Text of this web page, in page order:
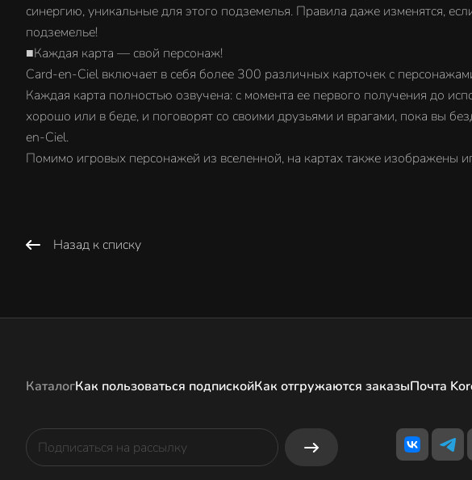
синергию, уникальные для этого подземелья. Правила даже изменятся,
подземелье!
■Каждая карта — свой персонаж!
Card-en-Ciel включает в себя более 300 различных карточек с
Каждая карта полностью озвучена: с момента ее первого получения до
хорошо или в беде, и поговорят со своими друзьями и врагами, пока вы
en-Ciel.
Помимо игровых персонажей из вселенной, на картах также изображены
Назад к списку
КаталогКак пользоваться подпискойКак отгружаются заказыПочта